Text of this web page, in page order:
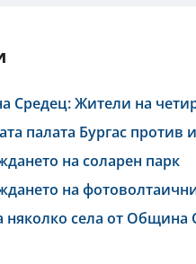
Жители на
палата Бургас
на соларен парк
на
няколко села от Община